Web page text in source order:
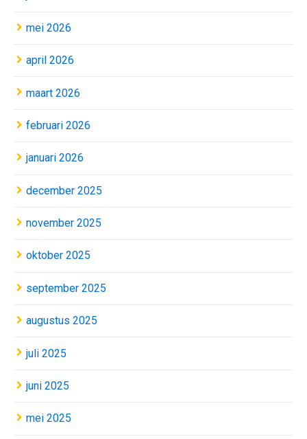
mei 2026
april 2026
maart 2026
februari 2026
januari 2026
december 2025
november 2025
oktober 2025
september 2025
augustus 2025
juli 2025
juni 2025
mei 2025